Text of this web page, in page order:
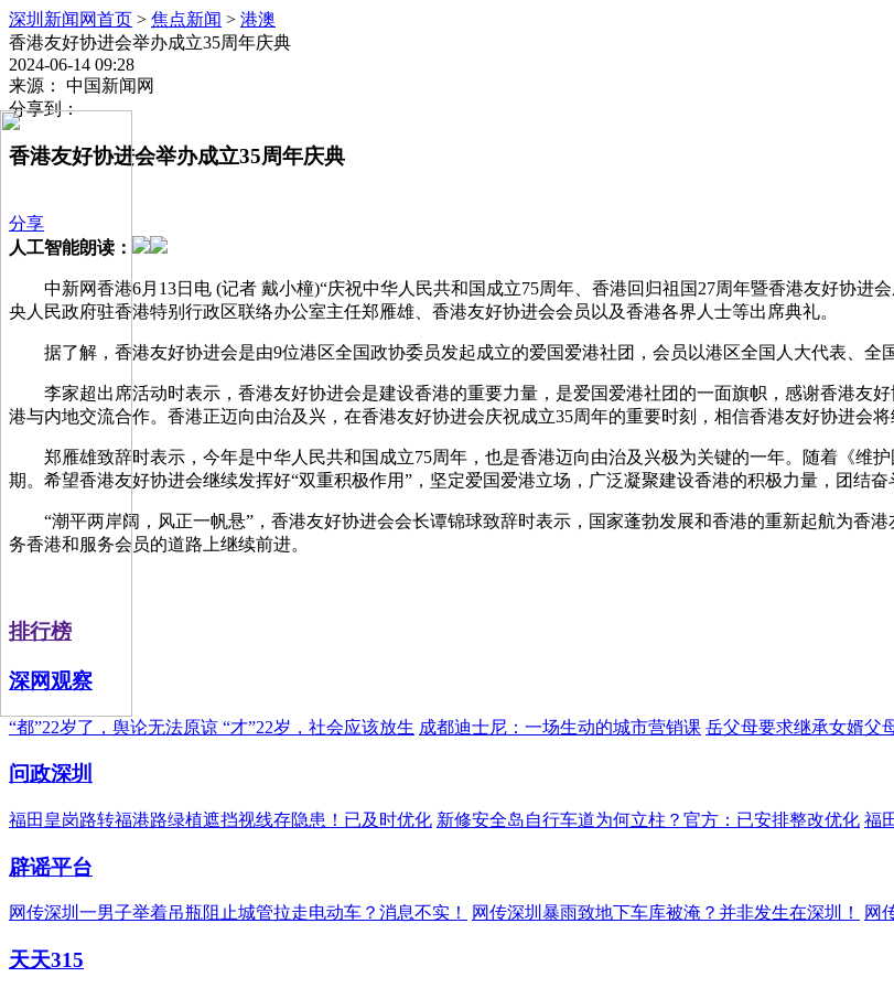
深圳新闻网首页 > 焦点新闻 > 港澳
香港友好协进会举办成立35周年庆典
2024-06-14 09:28
来源： 中国新闻网
分享到：
香港友好协进会举办成立35周年庆典
分享
人工智能朗读：
中新网香港6月13日电 (记者 戴小橦)“庆祝中华人民共和国成立75周年、香港回归祖国27周年暨香港友好协进
央人民政府驻香港特别行政区联络办公室主任郑雁雄、香港友好协进会会员以及香港各界人士等出席典礼。
据了解，香港友好协进会是由9位港区全国政协委员发起成立的爱国爱港社团，会员以港区全国人大代表、全
李家超出席活动时表示，香港友好协进会是建设香港的重要力量，是爱国爱港社团的一面旗帜，感谢香港友
港与内地交流合作。香港正迈向由治及兴，在香港友好协进会庆祝成立35周年的重要时刻，相信香港友好协进会将
郑雁雄致辞时表示，今年是中华人民共和国成立75周年，也是香港迈向由治及兴极为关键的一年。随着《维
期。希望香港友好协进会继续发挥好“双重积极作用”，坚定爱国爱港立场，广泛凝聚建设香港的积极力量，团结奋
“潮平两岸阔，风正一帆悬”，香港友好协进会会长谭锦球致辞时表示，国家蓬勃发展和香港的重新起航为香
务香港和服务会员的道路上继续前进。
排行榜
深网观察
“都”22岁了，舆论无法原谅 “才”22岁，社会应该放生 成都迪士尼：一场生动的城市营销课 岳父母要求继承女婿父
问政深圳
福田皇岗路转福港路绿植遮挡视线存隐患！已及时优化 新修安全岛自行车道为何立柱？官方：已安排整改优化 福
辟谣平台
网传深圳一男子举着吊瓶阻止城管拉走电动车？消息不实！ 网传深圳暴雨致地下车库被淹？并非发生在深圳！ 网
天天315